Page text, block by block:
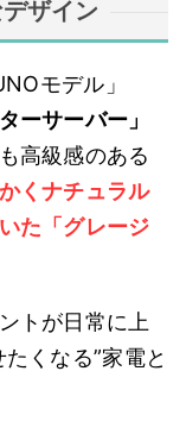
ザイン
モデル」
ーサーバー」
高級感のある
くナチュラル
た「グレージ
トが日常に上
くなる”家電と